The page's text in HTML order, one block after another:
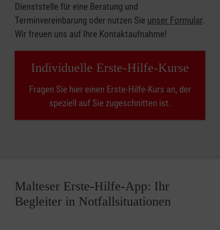
Dienststelle für eine Beratung und
Terminvereinbarung oder nutzen Sie unser Formular.
Wir freuen uns auf Ihre Kontaktaufnahme!
Individuelle Erste-Hilfe-Kurse
Fragen Sie hier einen Erste-Hilfe-Kurs an, der
speziell auf Sie zugeschnitten ist.
Malteser Erste-Hilfe-App: Ihr
Begleiter in Notfallsituationen